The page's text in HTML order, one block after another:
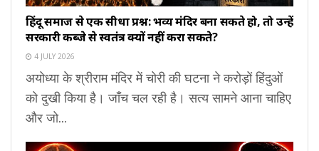
हिंदू समाज से एक सीधा प्रश्न: भव्य मंदिर बना सकते हो, तो उन्हें
सरकारी कब्जे से स्वतंत्र क्यों नहीं करा सकते?
4 JULY 2026
अयोध्या के श्रीराम मंदिर में चोरी की घटना ने करोड़ों हिंदुओं
को दुखी किया है। जाँच चल रही है। सत्य सामने आना चाहिए
और जो...